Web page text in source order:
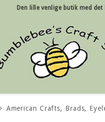
Den lille venlige butik med
American Crafts, Brads,